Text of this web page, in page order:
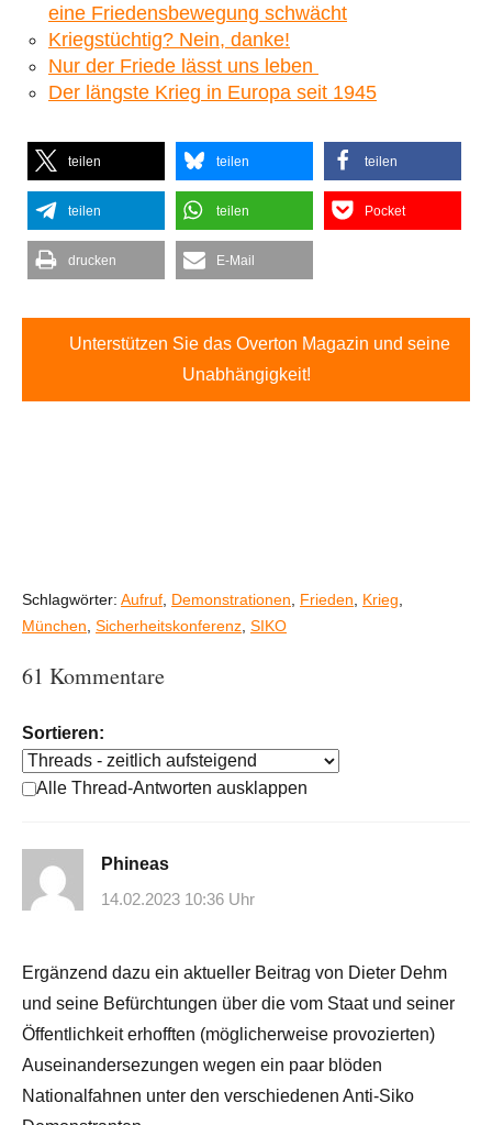
eine Friedensbewegung schwächt
Kriegstüchtig? Nein, danke!
Nur der Friede lässt uns leben
Der längste Krieg in Europa seit 1945
teilen teilen teilen
teilen teilen Pocket
drucken E-Mail
Unterstützen Sie das Overton Magazin und seine
Unabhängigkeit!
Schlagwörter: Aufruf, Demonstrationen, Frieden, Krieg,
München, Sicherheitskonferenz, SIKO
61 Kommentare
Sortieren:
Alle Thread-Antworten ausklappen
Phineas
14.02.2023 10:36 Uhr
Ergänzend dazu ein aktueller Beitrag von Dieter Dehm
und seine Befürchtungen über die vom Staat und seiner
Öffentlichkeit erhofften (möglicherweise provozierten)
Auseinandersezungen wegen ein paar blöden
Nationalfahnen unter den verschiedenen Anti-Siko